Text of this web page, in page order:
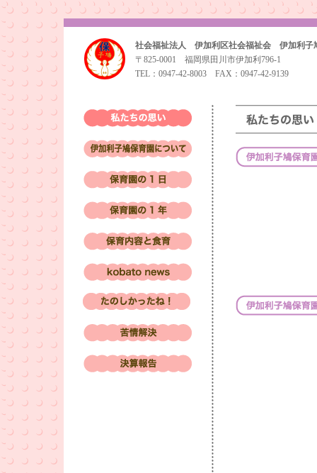
社会福祉法人 伊加利区社会福祉会 伊加利子
〒825-0001 福岡県田川市伊加利796-1
TEL：0947-42-8003 FAX：0947-42-9139